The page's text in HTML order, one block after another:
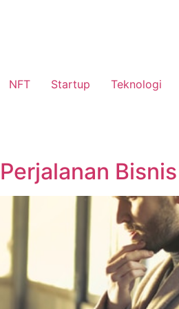
NFT Startup Teknologi
Bisnis